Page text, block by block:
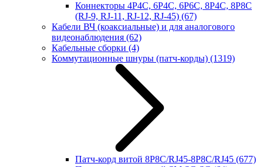
Коннекторы 4P4C, 6P4C, 6P6C, 8P4C, 8P8C
(RJ-9, RJ-11, RJ-12, RJ-45) (67)
Кабели ВЧ (коаксиальные) и для аналогового
видеонаблюдения (62)
Кабельные сборки (4)
Коммутационные шнуры (патч-корды) (1319)
Патч-корд витой 8P8C/RJ45-8P8C/RJ45 (677)